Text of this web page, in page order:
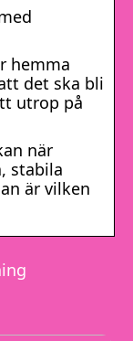
hemma
det ska bli
utrop på
när
stabila
är vilken